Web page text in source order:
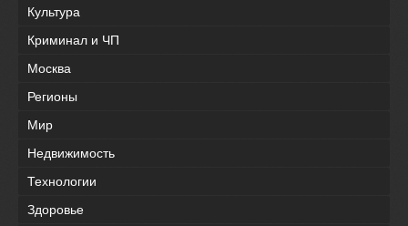
Культура
Криминал и ЧП
Москва
Регионы
Мир
Недвижимость
Технологии
Здоровье